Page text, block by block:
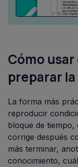
Cómo
preparar
La forma más
reproducir
bloque de
corrige después
más terminar,
conocimiento,